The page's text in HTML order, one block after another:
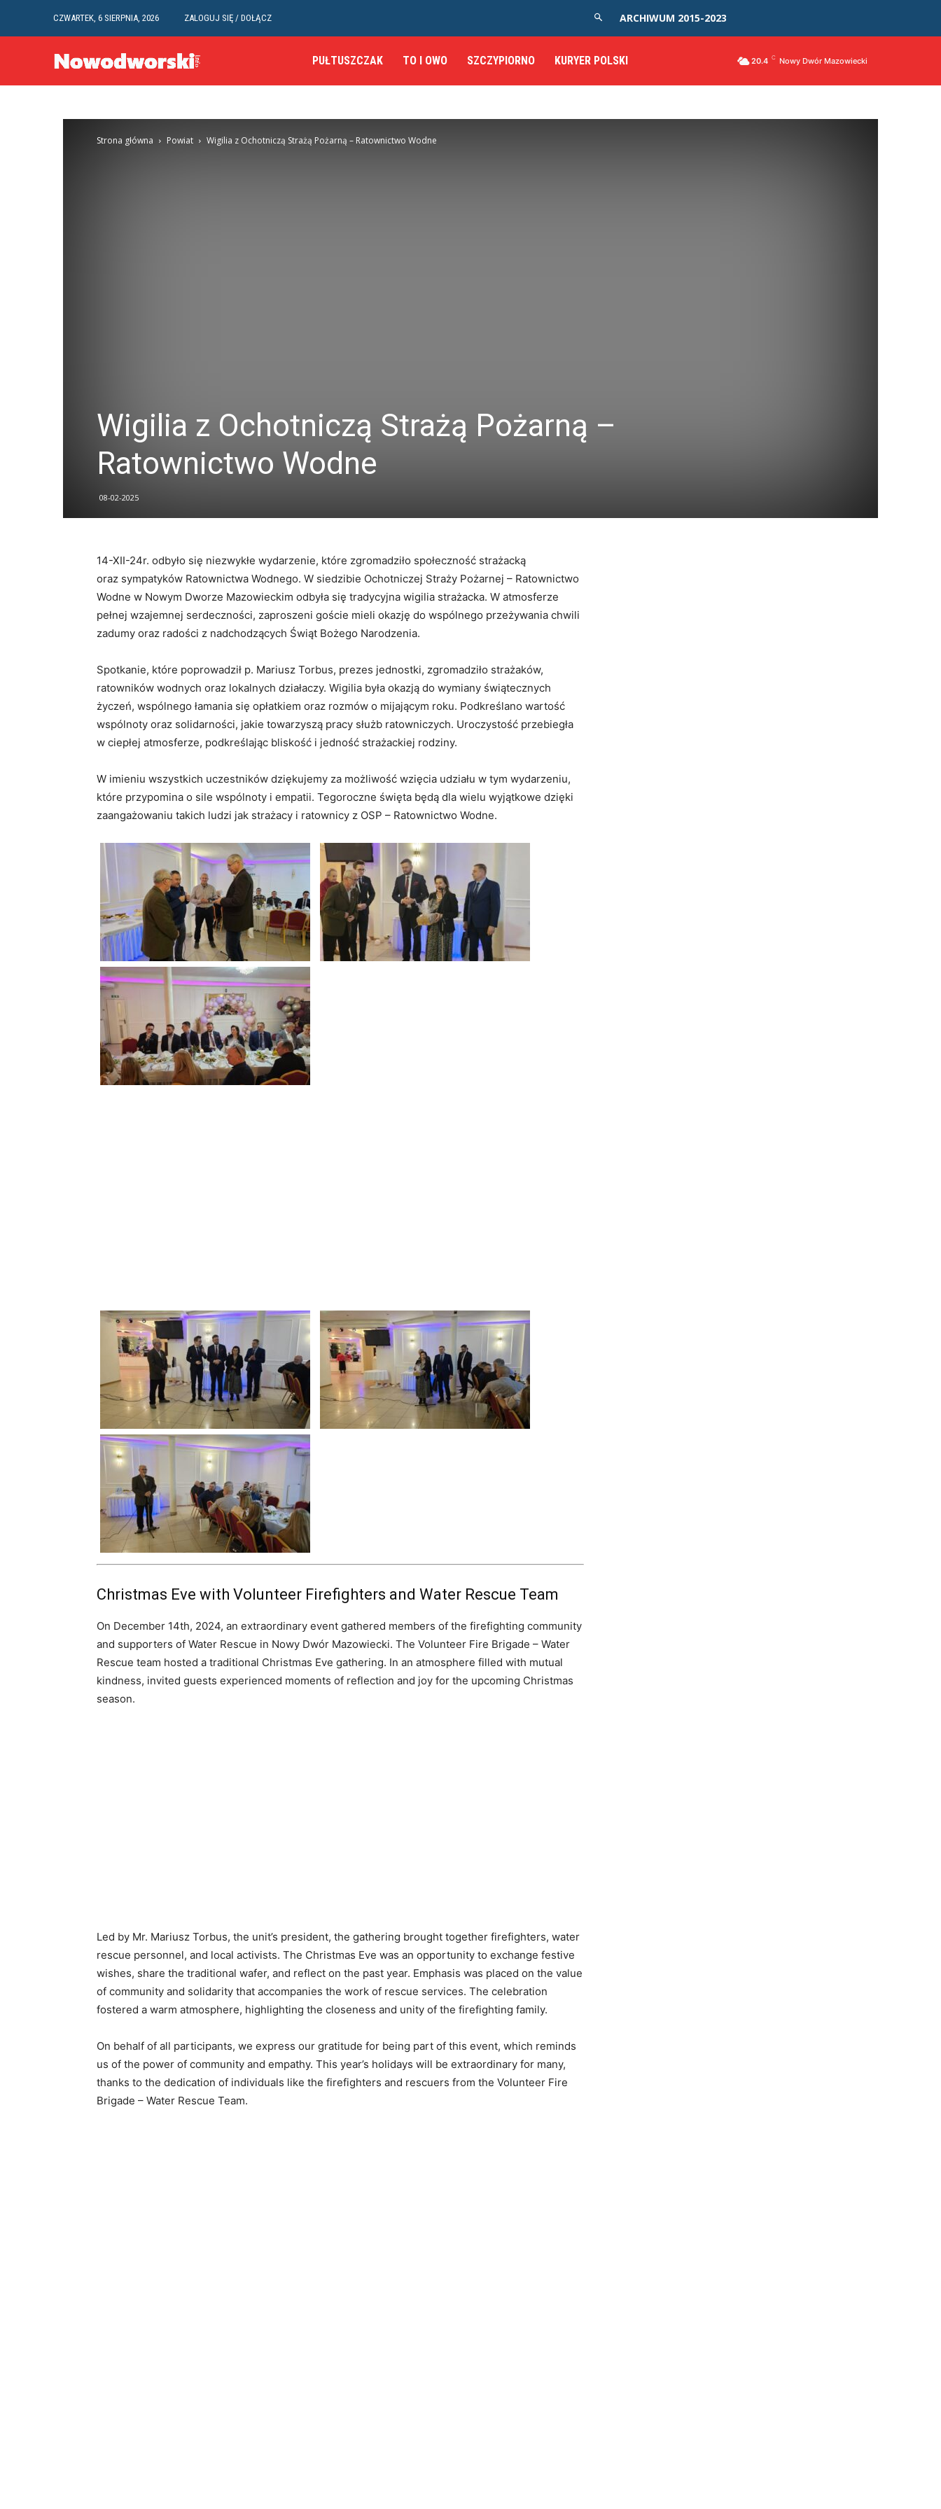
CZWARTEK, 6 SIERPNIA, 2026 ZALOGUJ SIĘ / DOŁĄCZ ARCHIWUM 2015-2023
PUŁTUSZCZAK TO I OWO SZCZYPIORNO KURYER POLSKI 20.4 C Nowy Dwór Mazowiecki
Strona główna Powiat Wigilia z Ochotniczą Strażą Pożarną – Ratownictwo Wodne
Wigilia z Ochotniczą Strażą Pożarną –
Ratownictwo Wodne
08-02-2025
14-XII-24r. odbyło się niezwykłe wydarzenie, które zgromadziło społeczność strażacką
oraz sympatyków Ratownictwa Wodnego. W siedzibie Ochotniczej Straży Pożarnej – Ratownictwo
Wodne w Nowym Dworze Mazowieckim odbyła się tradycyjna wigilia strażacka. W atmosferze
pełnej wzajemnej serdeczności, zaproszeni goście mieli okazję do wspólnego przeżywania chwili
zadumy oraz radości z nadchodzących Świąt Bożego Narodzenia.
Spotkanie, które poprowadził p. Mariusz Torbus, prezes jednostki, zgromadziło strażaków,
ratowników wodnych oraz lokalnych działaczy. Wigilia była okazją do wymiany świątecznych
życzeń, wspólnego łamania się opłatkiem oraz rozmów o mijającym roku. Podkreślano wartość
wspólnoty oraz solidarności, jakie towarzyszą pracy służb ratowniczych. Uroczystość przebiegła
w ciepłej atmosferze, podkreślając bliskość i jedność strażackiej rodziny.
W imieniu wszystkich uczestników dziękujemy za możliwość wzięcia udziału w tym wydarzeniu,
które przypomina o sile wspólnoty i empatii. Tegoroczne święta będą dla wielu wyjątkowe dzięki
zaangażowaniu takich ludzi jak strażacy i ratownicy z OSP – Ratownictwo Wodne.
Christmas Eve with Volunteer Firefighters and Water Rescue Team
On December 14th, 2024, an extraordinary event gathered members of the firefighting community
and supporters of Water Rescue in Nowy Dwór Mazowiecki. The Volunteer Fire Brigade – Water
Rescue team hosted a traditional Christmas Eve gathering. In an atmosphere filled with mutual
kindness, invited guests experienced moments of reflection and joy for the upcoming Christmas
season.
Led by Mr. Mariusz Torbus, the unit’s president, the gathering brought together firefighters, water
rescue personnel, and local activists. The Christmas Eve was an opportunity to exchange festive
wishes, share the traditional wafer, and reflect on the past year. Emphasis was placed on the value
of community and solidarity that accompanies the work of rescue services. The celebration
fostered a warm atmosphere, highlighting the closeness and unity of the firefighting family.
On behalf of all participants, we express our gratitude for being part of this event, which reminds
us of the power of community and empathy. This year’s holidays will be extraordinary for many,
thanks to the dedication of individuals like the firefighters and rescuers from the Volunteer Fire
Brigade – Water Rescue Team.